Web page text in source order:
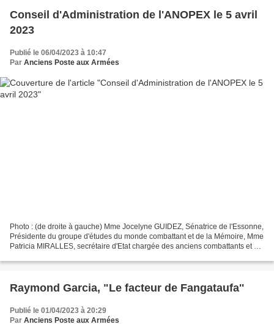
Conseil d'Administration de l'ANOPEX le 5 avril
2023
Publié le 06/04/2023 à 10:47
Par Anciens Poste aux Armées
Photo : (de droite à gauche) Mme Jocelyne GUIDEZ, Sénatrice de l'Essonne,
Présidente du groupe d'études du monde combattant et de la Mémoire, Mme
Patricia MIRALLES, secrétaire d'Etat chargée des anciens combattants et de
Raymond Garcia, "Le facteur de Fangataufa''
Publié le 01/04/2023 à 20:29
Par Anciens Poste aux Armées